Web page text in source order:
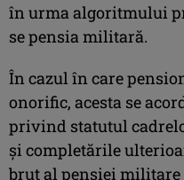
în urma algoritmului
se pensia militară.
În cazul în care
onorific, acesta se
privind statutul
şi completările
brut al pensiei militare